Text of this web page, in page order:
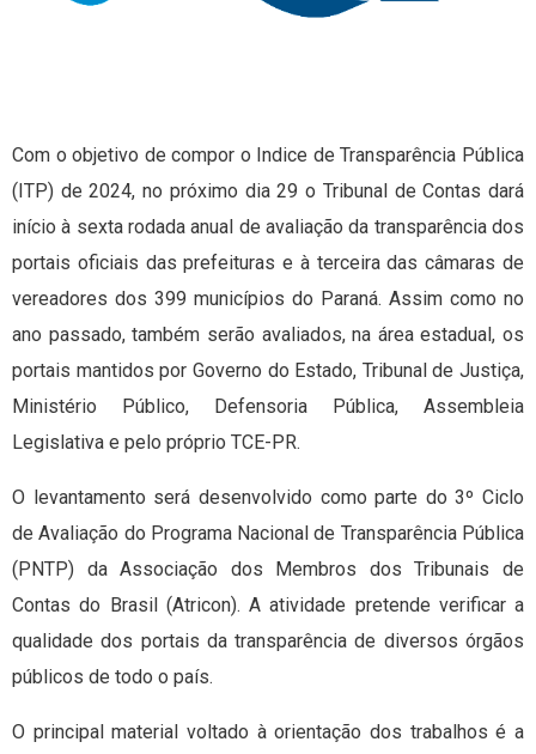
Com o objetivo de compor o Indice de Transparência Pública
(ITP) de 2024, no próximo dia 29 o Tribunal de Contas dará
início à sexta rodada anual de avaliação da transparência dos
portais oficiais das prefeituras e à terceira das câmaras de
vereadores dos 399 municípios do Paraná. Assim como no
ano passado, também serão avaliados, na área estadual, os
portais mantidos por Governo do Estado, Tribunal de Justiça,
Ministério Público, Defensoria Pública, Assembleia
Legislativa e pelo próprio TCE-PR.
O levantamento será desenvolvido como parte do 3º Ciclo
de Avaliação do Programa Nacional de Transparência Pública
(PNTP) da Associação dos Membros dos Tribunais de
Contas do Brasil (Atricon). A atividade pretende verificar a
qualidade dos portais da transparência de diversos órgãos
públicos de todo o país.
O principal material voltado à orientação dos trabalhos é a